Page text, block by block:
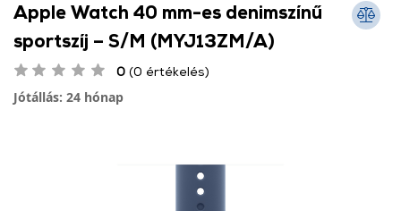
Apple Watch 40 mm-es denimszínű
sportszíj – S/M (MYJ13ZM/A)
0 (0 értékelés)
Jótállás: 24 hónap